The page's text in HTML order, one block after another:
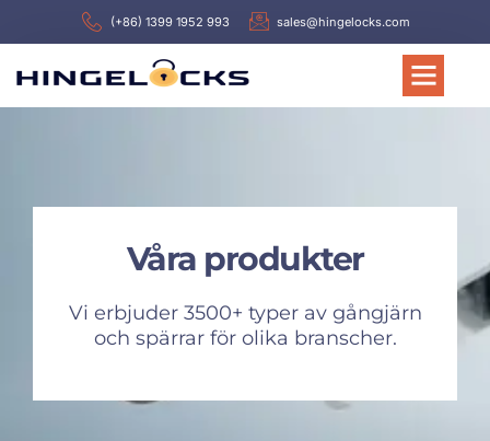
(+86) 1399 1952 993 sales@hingelocks.com
Våra produkter
Vi erbjuder 3500+ typer av gångjärn
och spärrar för olika branscher.